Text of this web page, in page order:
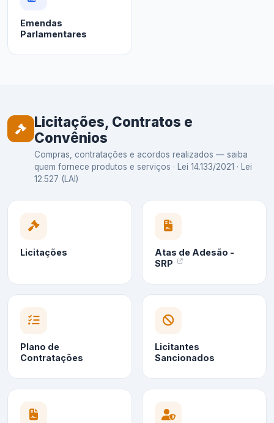
Emendas
Parlamentares
Licitações, Contratos e
Convênios
Compras, contratações e acordos realizados — saiba
quem fornece produtos e serviços · Lei 14.133/2021 · Lei
12.527 (LAI)
Licitações
Atas de Adesão -
SRP
Plano de
Contratações
Licitantes
Sancionados